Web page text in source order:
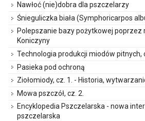
Nawłoć (nie)dobra dla pszczelarzy
Śnieguliczka biała (Symphoricarpos
Polepszanie bazy pożytkowej poprzez
Koniczyny
Technologia produkcji miodów pitnych,
Pasieka pod ochroną
Ziołomiody, cz. 1. - Historia,
Mowa pszczół, cz. 2.
Encyklopedia Pszczelarska - nowa
pszczelarska